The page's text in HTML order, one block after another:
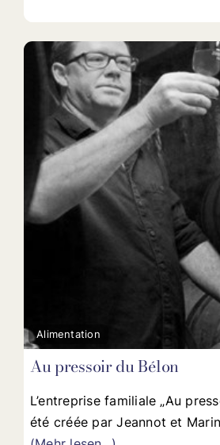
Alimentation
Au pressoir du Bélon
L’entreprise familiale „Au
été créée par Jeannot et